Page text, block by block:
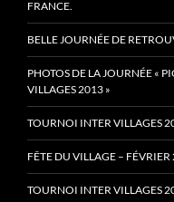
FRANCE.
BELLE JOURNÉE DE
PHOTOS DE LA JOURNÉE «
VILLAGES 2013 »
TOURNOI INTER VILLAGES
FÊTE DU VILLAGE –
TOURNOI INTER VILLAGES